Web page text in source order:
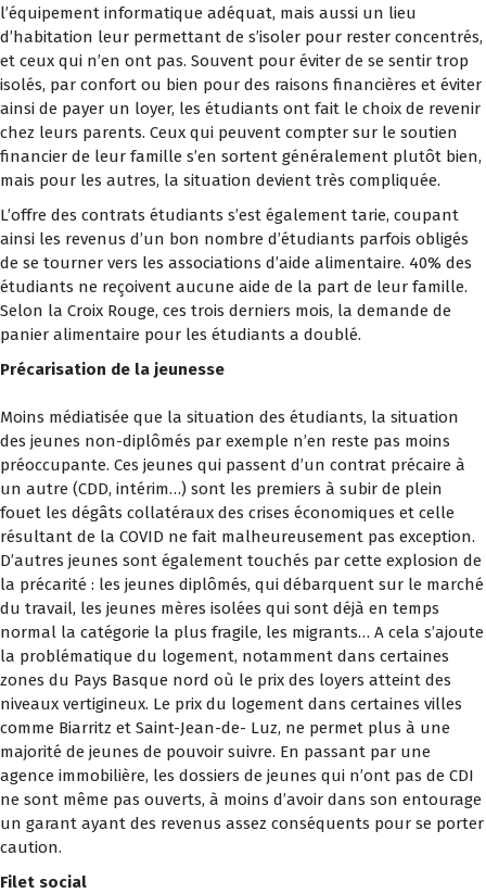
l’équipement informatique adéquat, mais aussi un lieu
d’habitation leur permettant de s’isoler pour rester concentrés,
et ceux qui n’en ont pas. Souvent pour éviter de se sentir trop
isolés, par confort ou bien pour des raisons financières et éviter
ainsi de payer un loyer, les étudiants ont fait le choix de revenir
chez leurs parents. Ceux qui peuvent compter sur le soutien
financier de leur famille s’en sortent généralement plutôt bien,
mais pour les autres, la situation devient très compliquée.
L’offre des contrats étudiants s’est également tarie, coupant
ainsi les revenus d’un bon nombre d’étudiants parfois obligés
de se tourner vers les associations d’aide alimentaire. 40% des
étudiants ne reçoivent aucune aide de la part de leur famille.
Selon la Croix Rouge, ces trois derniers mois, la demande de
panier alimentaire pour les étudiants a doublé.
Précarisation de la jeunesse
Moins médiatisée que la situation des étudiants, la situation
des jeunes non-diplômés par exemple n’en reste pas moins
préoccupante. Ces jeunes qui passent d’un contrat précaire à
un autre (CDD, intérim…) sont les premiers à subir de plein
fouet les dégâts collatéraux des crises économiques et celle
résultant de la COVID ne fait malheureusement pas exception.
D’autres jeunes sont également touchés par cette explosion de
la précarité : les jeunes diplômés, qui débarquent sur le marché
du travail, les jeunes mères isolées qui sont déjà en temps
normal la catégorie la plus fragile, les migrants… A cela s’ajoute
la problématique du logement, notamment dans certaines
zones du Pays Basque nord où le prix des loyers atteint des
niveaux vertigineux. Le prix du logement dans certaines villes
comme Biarritz et Saint-Jean-de- Luz, ne permet plus à une
majorité de jeunes de pouvoir suivre. En passant par une
agence immobilière, les dossiers de jeunes qui n’ont pas de CDI
ne sont même pas ouverts, à moins d’avoir dans son entourage
un garant ayant des revenus assez conséquents pour se porter
caution.
Filet social